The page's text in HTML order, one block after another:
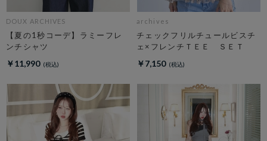
DOUX ARCHIVES
【夏の1秒コーデ】ラミーフレ
ンチシャツ
￥11,990
archives
チェックフリルチュールビスチ
ェ×フレンチＴＥＥ ＳＥＴ
￥7,150